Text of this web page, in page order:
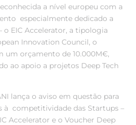
a nível europeu com a
especialmente dedicado a
o EIC Accelerator, a tipologia
Innovation Council, o
um orçamento de 10.000M€,
ao apoio a projetos Deep Tech
lança o aviso em questão para
à competitividade das Startups –
Accelerator e o Voucher Deep